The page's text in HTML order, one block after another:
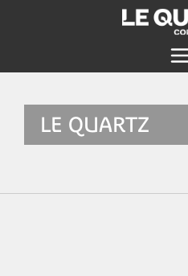
LE QUARTZ